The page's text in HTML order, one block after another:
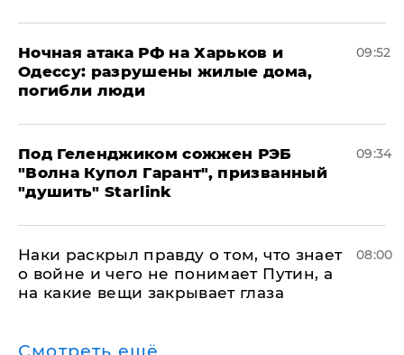
​Ночная атака РФ на Харьков и
Одессу: разрушены жилые дома,
погибли люди
09:52
Под Геленджиком сожжен РЭБ
"Волна Купол Гарант", призванный
"душить" Starlink
09:34
Наки раскрыл правду о том, что знает
о войне и чего не понимает Путин, а
на какие вещи закрывает глаза
08:00